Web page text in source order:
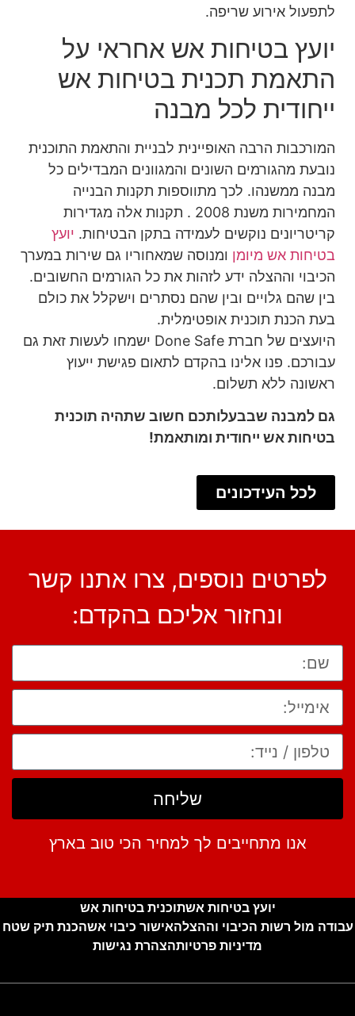
לתפעול אירוע שריפה.
יועץ בטיחות אש אחראי על
התאמת תכנית בטיחות אש
ייחודית לכל מבנה
המורכבות הרבה האופיינית לבניית והתאמת התוכנית
נובעת מהגורמים השונים והמגוונים המבדילים כל
מבנה ממשנהו. לכך מתווספות תקנות הבנייה
המחמירות משנת 2008 . תקנות אלה מגדירות
קריטריונים נוקשים לעמידה בתקן הבטיחות. יועץ
בטיחות אש מיומן ומנוסה שמאחוריו גם שירות במערך
הכיבוי וההצלה ידע לזהות את כל הגורמים החשובים.
בין שהם גלויים ובין שהם נסתרים וישקלל את כולם
בעת הכנת תוכנית אופטימלית.
היועצים של חברת Done Safe ישמחו לעשות זאת גם
עבורכם. פנו אלינו בהקדם לתאום פגישת ייעוץ
ראשונה ללא תשלום.
גם למבנה שבבעלותכם חשוב שתהיה תוכנית
בטיחות אש ייחודית ומותאמת!
לכל העידכונים
לפרטים נוספים, צרו אתנו קשר
ונחזור אליכם בהקדם:
שליחה
אנו מתחייבים לך למחיר הכי טוב בארץ
יועץ בטיחות אשתוכנית בטיחות אש
עבודה מול רשות הכיבוי וההצלהאישור כיבוי אשהכנת תיק שטח
מדיניות פרטיותהצהרת נגישות